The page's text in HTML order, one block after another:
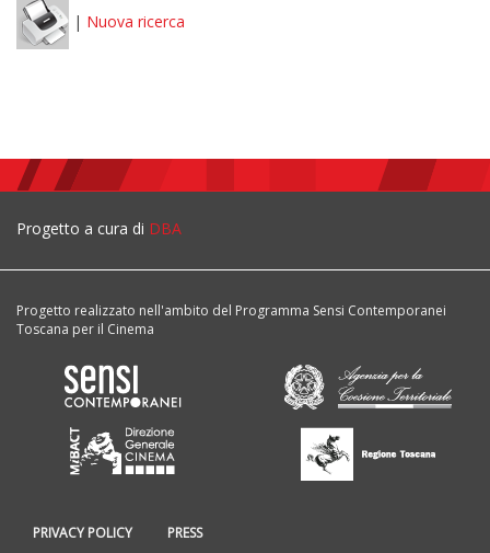
| Nuova ricerca
Progetto a cura di DBA
Progetto realizzato nell'ambito del Programma Sensi Contemporanei
Toscana per il Cinema
PRIVACY POLICY PRESS